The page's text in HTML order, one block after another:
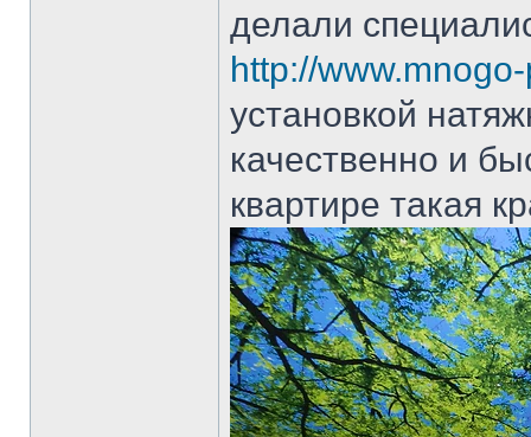
делали
http://
установкой
качественно и
квартире такая